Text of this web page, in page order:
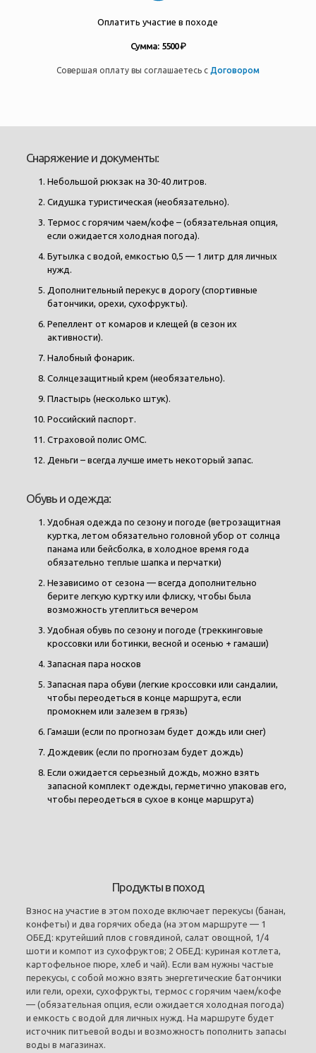
Оплатить участие в походе
Сумма: 5500 ₽
Совершая оплату вы соглашаетесь с Договором
Снаряжение и документы:
Небольшой рюкзак на 30-40 литров.
Сидушка туристическая (необязательно).
Термос с горячим чаем/кофе – (обязательная опция,
если ожидается холодная погода).
Бутылка с водой, емкостью 0,5 — 1 литр для личных
нужд.
Дополнительный перекус в дорогу (спортивные
батончики, орехи, сухофрукты).
Репеллент от комаров и клещей (в сезон их
активности).
Налобный фонарик.
Солнцезащитный крем (необязательно).
Пластырь (несколько штук).
Российский паспорт.
Страховой полис ОМС.
Деньги – всегда лучше иметь некоторый запас.
Обувь и одежда:
Удобная одежда по сезону и погоде (ветрозащитная
куртка, летом обязательно головной убор от солнца
панама или бейсболка, в холодное время года
обязательно теплые шапка и перчатки)
Независимо от сезона — всегда дополнительно
берите легкую куртку или флиску, чтобы была
возможность утеплиться вечером
Удобная обувь по сезону и погоде (треккинговые
кроссовки или ботинки, весной и осенью + гамаши)
Запасная пара носков
Запасная пара обуви (легкие кроссовки или сандалии,
чтобы переодеться в конце маршрута, если
промокнем или залезем в грязь)
Гамаши (если по прогнозам будет дождь или снег)
Дождевик (если по прогнозам будет дождь)
Если ожидается серьезный дождь, можно взять
запасной комплект одежды, герметично упаковав его,
чтобы переодеться в сухое в конце маршрута)
Продукты в поход
Взнос на участие в этом походе включает перекусы (банан,
конфеты) и два горячих обеда (на этом маршруте — 1
ОБЕД: крутейший плов с говядиной, салат овощной, 1/4
шоти и компот из сухофруктов; 2 ОБЕД: куриная котлета,
картофельное пюре, хлеб и чай). Если вам нужны частые
перекусы, с собой можно взять энергетические батончики
или гели, орехи, сухофрукты, термос с горячим чаем/кофе
— (обязательная опция, если ожидается холодная погода)
и емкость с водой для личных нужд. На маршруте будет
источник питьевой воды и возможность пополнить запасы
воды в магазинах.